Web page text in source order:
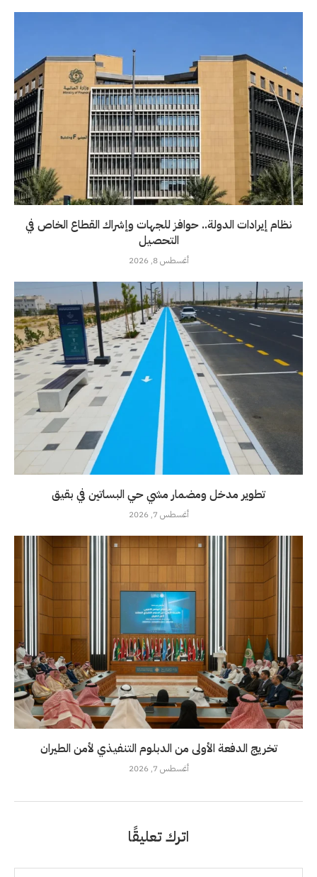
نظام إيرادات الدولة.. حوافز للجهات وإشراك القطاع الخاص في
التحصيل
أغسطس 8, 2026
تطوير مدخل ومضمار مشي حي البساتين في بقيق
أغسطس 7, 2026
تخريج الدفعة الأولى من الدبلوم التنفيذي لأمن الطيران
أغسطس 7, 2026
اترك تعليقًا